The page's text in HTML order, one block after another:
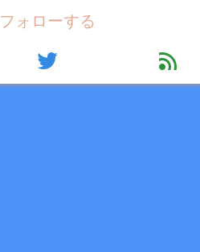
フォローする
twitter feed